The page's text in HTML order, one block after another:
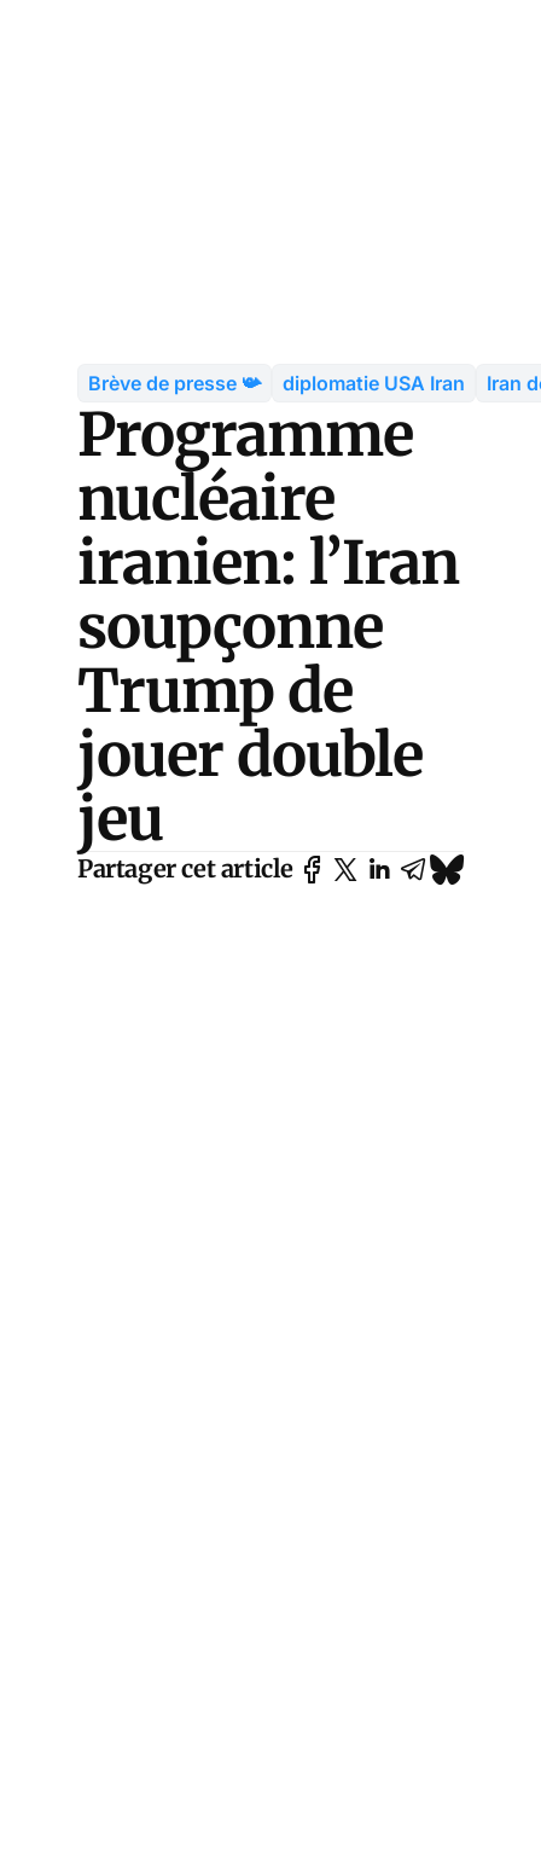
Brève de presse 📯 diplomatie USA Iran Iran
Programme
nucléaire
iranien: l’Iran
soupçonne
Trump de
jouer double
jeu
Partager cet article